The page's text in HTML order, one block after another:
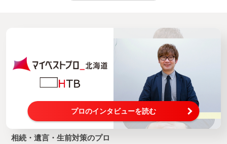
プロのインタビューを読む
相続・遺言・生前対策のプロ